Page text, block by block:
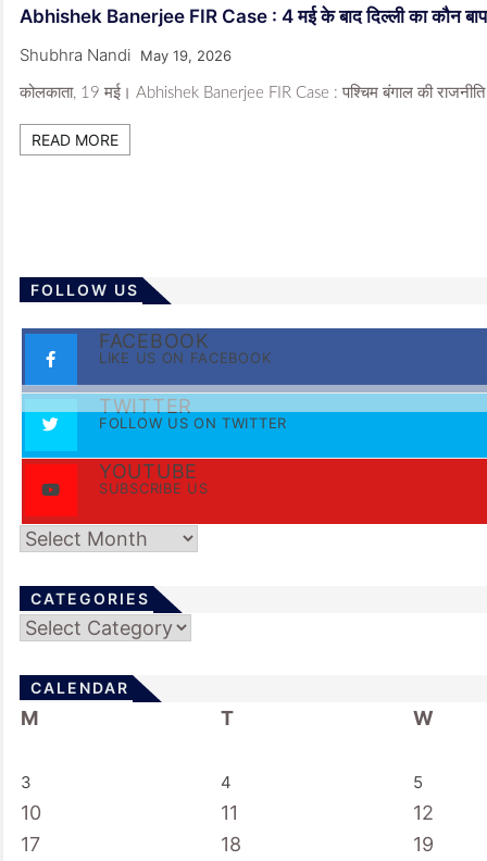
Abhishek Banerjee FIR Case : 4 मई के बाद दिल्ली का कौन बाप
Shubhra Nandi May 19, 2026
कोलकाता, 19 मई। Abhishek Banerjee FIR Case : पश्चिम बंगाल की
READ MORE
FOLLOW US
FACEBOOK
LIKE US ON FACEBOOK
TWITTER
FOLLOW US ON TWITTER
YOUTUBE
SUBSCRIBE US
Archives
CATEGORIES
Categories
CALENDAR
M T W
3 4 5
10 11
12
17
18
19